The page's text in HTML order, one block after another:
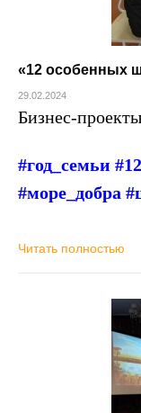
«12 особенных
29.02.2024
Бизнес-проекты
#год_семьи
#море_добра
Читать полностью